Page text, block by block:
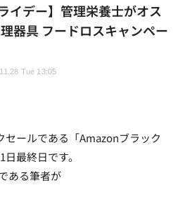
イデー】管理栄養士がオス
器具 フードロスキャンペー
Tue 13:05
ールである「Amazonブラック
最終日です。
ある筆者が